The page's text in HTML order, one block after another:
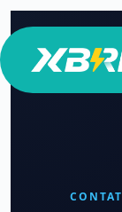
Pular
para
o
conteúdo